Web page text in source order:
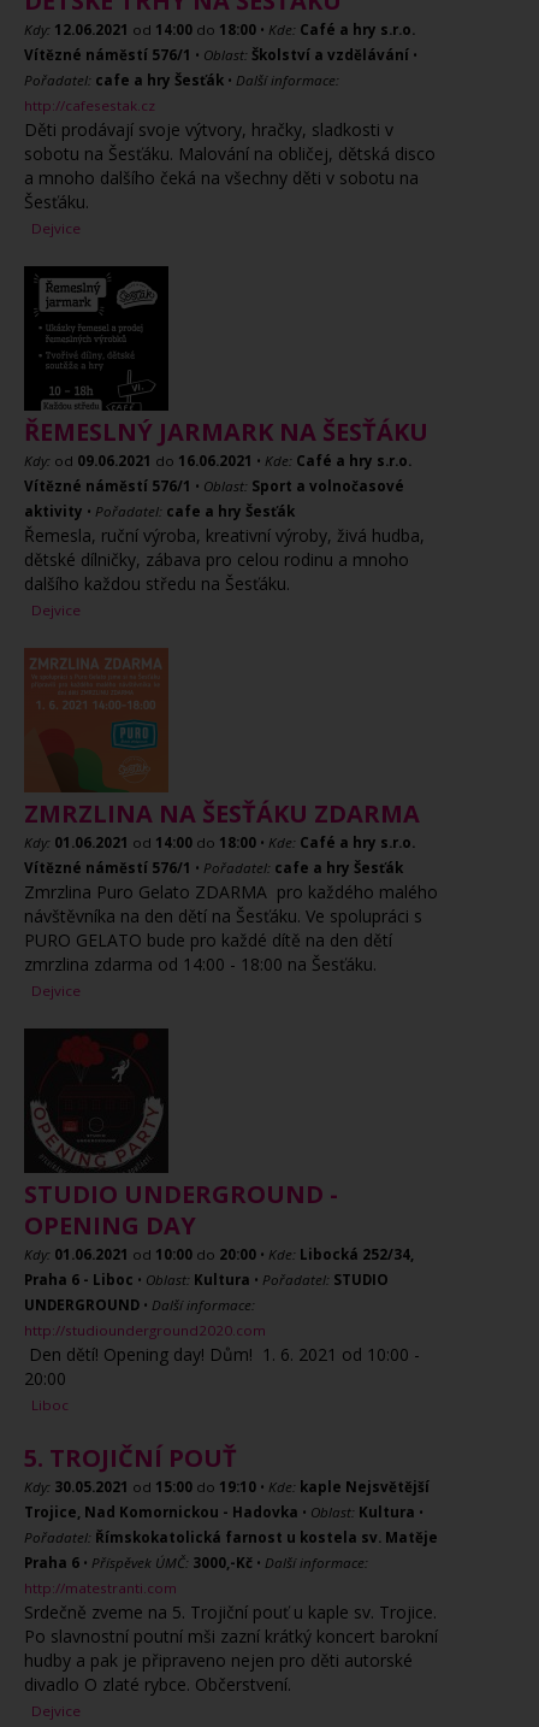
Kdy: 12.06.2021 od 14:00 do 18:00 • Kde: Café a hry s.r.o.
Vítězné náměstí 576/1 • Oblast: Školství a vzdělávání •
Pořadatel: cafe a hry Šesťák • Další informace:
http://cafesestak.cz
Děti prodávají svoje výtvory, hračky, sladkosti v
sobotu na Šesťáku. Malování na obličej, dětská disco
a mnoho dalšího čeká na všechny děti v sobotu na
Šesťáku.
Dejvice
ŘEMESLNÝ JARMARK NA ŠESŤÁKU
Kdy: od 09.06.2021 do 16.06.2021 • Kde: Café a hry s.r.o.
Vítězné náměstí 576/1 • Oblast: Sport a volnočasové
aktivity • Pořadatel: cafe a hry Šesťák
Řemesla, ruční výroba, kreativní výroby, živá hudba,
dětské dílničky, zábava pro celou rodinu a mnoho
dalšího každou středu na Šesťáku.
Dejvice
ZMRZLINA NA ŠESŤÁKU ZDARMA
Kdy: 01.06.2021 od 14:00 do 18:00 • Kde: Café a hry s.r.o.
Vítězné náměstí 576/1 • Pořadatel: cafe a hry Šesťák
Zmrzlina Puro Gelato ZDARMA pro každého malého
návštěvníka na den dětí na Šesťáku. Ve spolupráci s
PURO GELATO bude pro každé dítě na den dětí
zmrzlina zdarma od 14:00 - 18:00 na Šesťáku.
Dejvice
STUDIO UNDERGROUND -
OPENING DAY
Kdy: 01.06.2021 od 10:00 do 20:00 • Kde: Libocká 252/34,
Praha 6 - Liboc • Oblast: Kultura • Pořadatel: STUDIO
UNDERGROUND • Další informace:
http://studiounderground2020.com
Den dětí! Opening day! Dům! 1. 6. 2021 od 10:00 -
20:00
Liboc
5. TROJIČNÍ POUŤ
Kdy: 30.05.2021 od 15:00 do 19:10 • Kde: kaple Nejsvětější
Trojice, Nad Komornickou - Hadovka • Oblast: Kultura •
Pořadatel: Římskokatolická farnost u kostela sv. Matěje
Praha 6 • Příspěvek ÚMČ: 3000,-Kč • Další informace:
http://matestranti.com
Srdečně zveme na 5. Trojiční pouť u kaple sv. Trojice.
Po slavnostní poutní mši zazní krátký koncert barokní
hudby a pak je připraveno nejen pro děti autorské
divadlo O zlaté rybce. Občerstvení.
Dejvice